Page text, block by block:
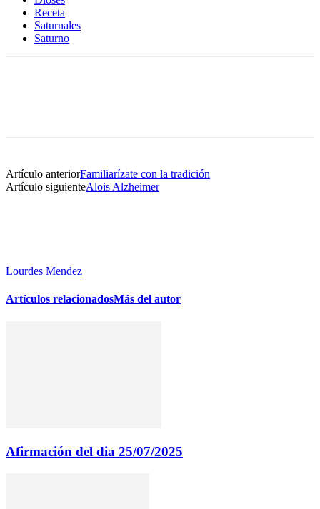
Receta
Saturnales
Saturno
Artículo anteriorFamiliarízate con la tradición
Artículo siguienteAlois Alzheimer
Lourdes Mendez
Artículos relacionadosMás del autor
Afirmación del dia 25/07/2025